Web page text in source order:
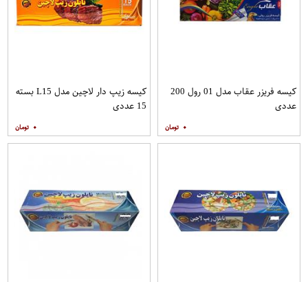
کیسه فریزر عقاب مدل 01 رول 200
عددی
۰
کیسه زیپ دار لاچین مدل L15 بسته
15 عددی
۰